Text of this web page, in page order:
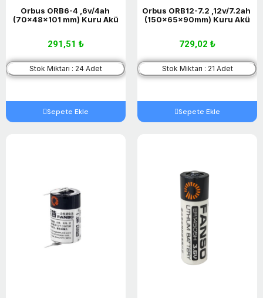
Orbus ORB6-4 ,6v/4ah
(70x48x101 mm) Kuru Akü
291,51 ₺
Stok Miktarı : 24 Adet
Sepete Ekle
Orbus ORB12-7.2 ,12v/7.2ah
(150x65x90mm) Kuru Akü
729,02 ₺
Stok Miktarı : 21 Adet
Sepete Ekle